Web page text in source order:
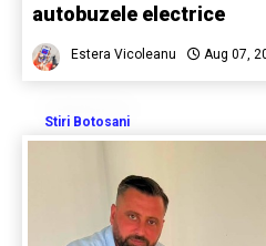
autobuzele electrice
Estera Vicoleanu Aug 07,
Stiri Botosani